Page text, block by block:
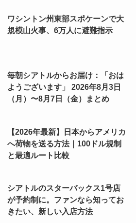
ワシントン州東部スポケーンで大
規模山火事、6万人に避難指示
毎朝シアトルからお届け：「おは
ようございます」 2026年8月3日
（月）〜8月7日（金）まとめ
【2026年最新】日本からアメリカ
へ荷物を送る方法｜100ドル規制
と最適ルート比較
シアトルのスターバックス1号店
が予約制に。ファンなら知ってお
きたい、新しい入店方法